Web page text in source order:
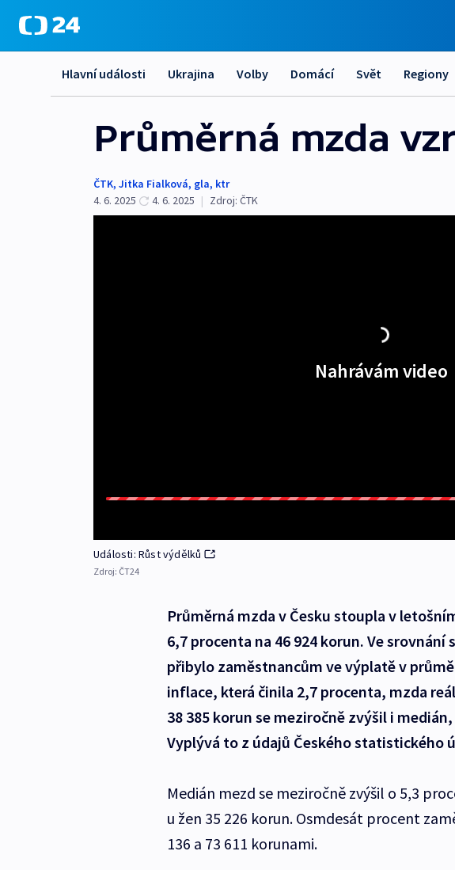
Hlavní události Ukrajina Volby Domácí Svět Regiony
Průměrná mzda
ČTK, Jitka Fialková, gla, ktr
4. 6. 2025
4. 6. 2025 | Zdroj: ČTK
Nahrávám video
Události: Růst výdělků
Zdroj: ČT24
Průměrná mzda v Česku stoupla v
6,7 procenta na 46 924 korun. Ve
přibylo zaměstnancům ve výplatě v
inflace, která činila 2,7 procenta, mzda
38 385 korun se meziročně zvýšil i
Vyplývá to z údajů Českého statistického
Medián mezd se meziročně zvýšil o 5,3
u žen 35 226 korun. Osmdesát procent
136 a 73 611 korunami.